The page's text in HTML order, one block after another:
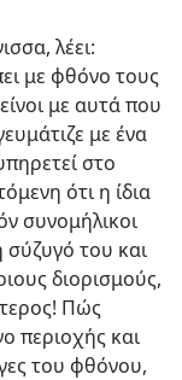
λέει:
με φθόνο τους
με αυτά που
με ένα
στο
ότι η ίδια
συνομήλικοι
σύζυγό του και
διορισμούς,
Πώς
περιοχής και
του φθόνου,